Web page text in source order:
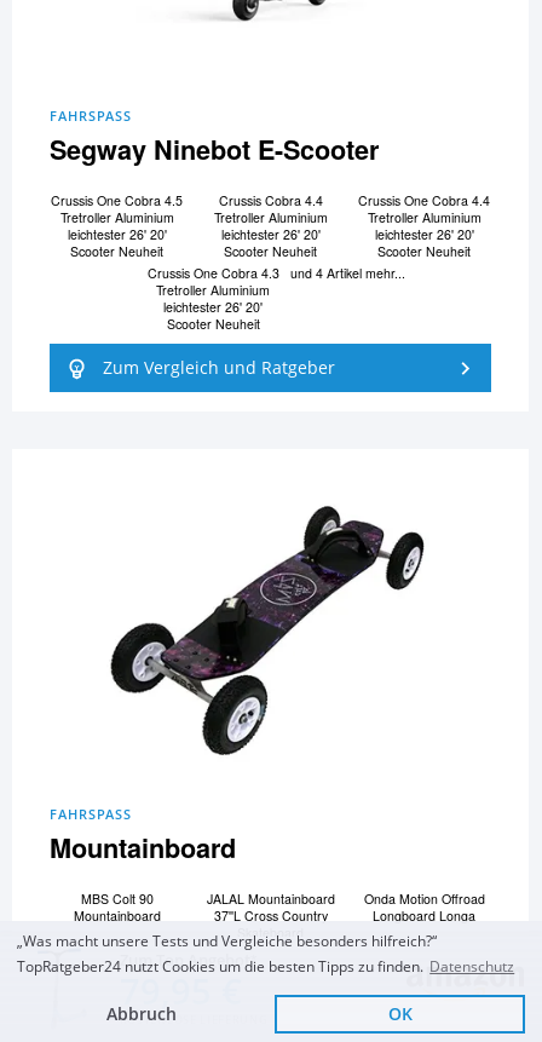
Zum Top Angebot
KOSTENLOSE LIEFERUNG
FAHRSPASS
Segway Ninebot E-Scooter
Crussis One Cobra 4.5
Tretroller Aluminium
leichtester 26' 20'
Scooter Neuheit
Crussis Cobra 4.4
Tretroller Aluminium
leichtester 26' 20'
Scooter Neuheit
Crussis One Cobra 4.4
Tretroller Aluminium
leichtester 26' 20'
Scooter Neuheit
Crussis One Cobra 4.3
Tretroller Aluminium
leichtester 26' 20'
Scooter Neuheit
und 4 Artikel mehr...
Zum Vergleich und Ratgeber
FAHRSPASS
Mountainboard
MBS Colt 90
Mountainboard
JALAL Mountainboard
37''L Cross Country
Skateboard
Onda Motion Offroad
Longboard Longa
Mountainboard
94x24 cm
mehr...
„Was macht unsere Tests und Vergleiche besonders hilfreich?“
TopRatgeber24 nutzt Cookies um die besten Tipps zu finden. Datenschutz
Abbruch OK